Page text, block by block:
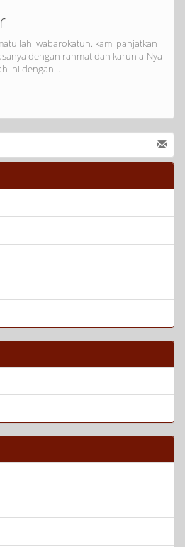
wabarokatuh. kami panjatkan
dengan rahmat dan karunia-Nya
ini dengan…